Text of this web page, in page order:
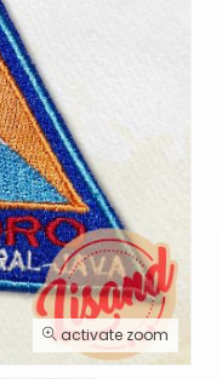
activate zoom